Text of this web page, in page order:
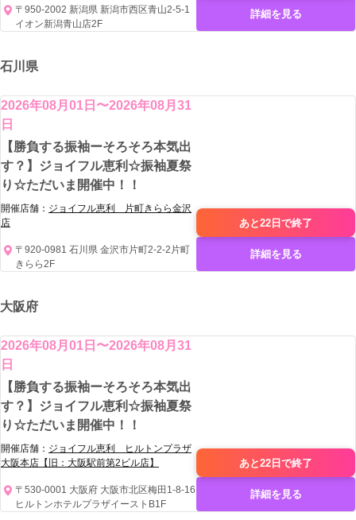
〒950-2002 新潟県 新潟市西区青山2-5-1
イオン新潟青山店2F
詳細を見る
石川県
2026年08月01日〜2026年08月31
日
【勝負する振袖ーそろそろ本気出
す？】ジョイフル恵利☆振袖夏祭
り☆ただいま開催中！！
開催店舗： ジョイフル恵利 片町きらら金沢
店
〒920-0981 石川県 金沢市片町2-2-2片町
きらら2F
あと22日で終了
詳細を見る
大阪府
2026年08月01日〜2026年08月31
日
【勝負する振袖ーそろそろ本気出
す？】ジョイフル恵利☆振袖夏祭
り☆ただいま開催中！！
開催店舗： ジョイフル恵利 ヒルトンプラザ
大阪本店【旧：大阪駅前第2ビル店】
〒530-0001 大阪府 大阪市北区梅田1-8-16
ヒルトンホテルプラザイーストB1F
あと22日で終了
詳細を見る